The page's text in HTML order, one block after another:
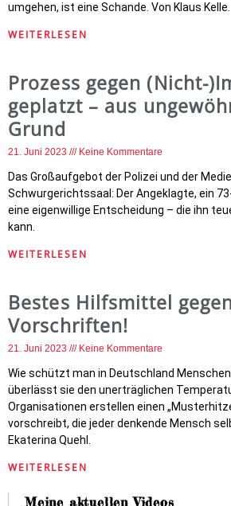
umgehen, ist eine Schande. Von Klaus Kelle.
WEITERLESEN
Prozess gegen (Nicht-
geplatzt – aus
Grund
21. Juni 2023 Keine Kommentare
Das Großaufgebot der Polizei und der
Schwurgerichtssaal: Der Angeklagte, ein
eine eigenwillige Entscheidung – die ihn
kann.
WEITERLESEN
Bestes Hilfsmittel
Vorschriften!
21. Juni 2023 Keine Kommentare
Wie schützt man in Deutschland
überlässt sie den unerträglichen
Organisationen erstellen einen
vorschreibt, die jeder denkende Mensch
Ekaterina Quehl.
WEITERLESEN
Meine aktuellen Videos